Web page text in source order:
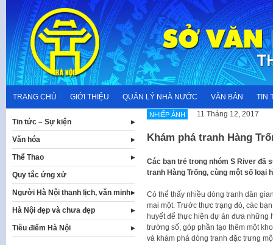
content
TRANG CHỦ GIỚI THIỆU QUẢN LÝ NHÀ NƯỚC VĂN BẢN TIN
NHIẾP ẢNH 11 Tháng 12, 2017
Khám phá tranh Hàng
Các bạn trẻ trong nhóm S River đã
tranh Hàng Trống, cùng một số loại
Có thể thấy nhiều dòng tranh dân
mai một. Trước thực trạng đó, các
huyết để thực hiện dự án đưa những
trường số, góp phần tạo thêm một
và khám phá dòng tranh đặc trưng
Tin tức – Sự kiện
Văn hóa
Thể Thao
Quy tắc ứng xử
Người Hà Nội thanh lịch, văn minh
Hà Nội đẹp và chưa đẹp
Tiêu điểm Hà Nội